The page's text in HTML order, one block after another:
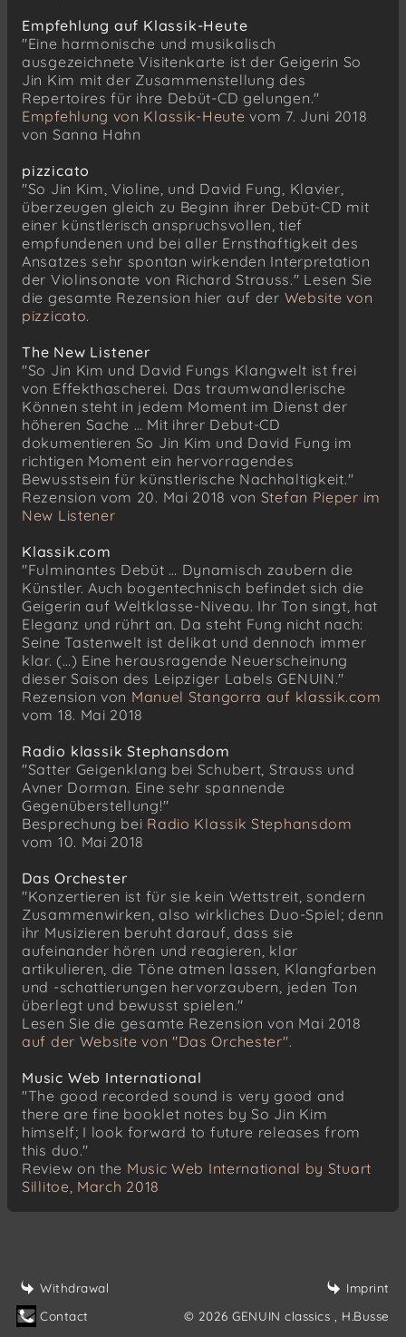
Empfehlung auf Klassik-Heute
"Eine harmonische und musikalisch
ausgezeichnete Visitenkarte ist der Geigerin So
Jin Kim mit der Zusammenstellung des
Repertoires für ihre Debüt-CD gelungen."
Empfehlung von Klassik-Heute vom 7. Juni 2018
von Sanna Hahn
pizzicato
"So Jin Kim, Violine, und David Fung, Klavier,
überzeugen gleich zu Beginn ihrer Debüt-CD mit
einer künstlerisch anspruchsvollen, tief
empfundenen und bei aller Ernsthaftigkeit des
Ansatzes sehr spontan wirkenden Interpretation
der Violinsonate von Richard Strauss." Lesen Sie
die gesamte Rezension hier auf der Website von
pizzicato.
The New Listener
"So Jin Kim und David Fungs Klangwelt ist frei
von Effekthascherei. Das traumwandlerische
Können steht in jedem Moment im Dienst der
höheren Sache … Mit ihrer Debut-CD
dokumentieren So Jin Kim und David Fung im
richtigen Moment ein hervorragendes
Bewusstsein für künstlerische Nachhaltigkeit."
Rezension vom 20. Mai 2018 von Stefan Pieper im
New Listener
Klassik.com
"Fulminantes Debüt … Dynamisch zaubern die
Künstler. Auch bogentechnisch befindet sich die
Geigerin auf Weltklasse-Niveau. Ihr Ton singt, hat
Eleganz und rührt an. Da steht Fung nicht nach:
Seine Tastenwelt ist delikat und dennoch immer
klar. (…) Eine herausragende Neuerscheinung
dieser Saison des Leipziger Labels GENUIN."
Rezension von Manuel Stangorra auf klassik.com
vom 18. Mai 2018
Radio klassik Stephansdom
"Satter Geigenklang bei Schubert, Strauss und
Avner Dorman. Eine sehr spannende
Gegenüberstellung!"
Besprechung bei Radio Klassik Stephansdom
vom 10. Mai 2018
Das Orchester
"Konzertieren ist für sie kein Wettstreit, sondern
Zusammenwirken, also wirkliches Duo-Spiel; denn
ihr Musizieren beruht darauf, dass sie
aufeinander hören und reagieren, klar
artikulieren, die Töne atmen lassen, Klangfarben
und -schattierungen hervorzaubern, jeden Ton
überlegt und bewusst spielen."
Lesen Sie die gesamte Rezension von Mai 2018
auf der Website von "Das Orchester".
Music Web International
"The good recorded sound is very good and
there are fine booklet notes by So Jin Kim
himself; I look forward to future releases from
this duo."
Review on the Music Web International by Stuart
Sillitoe, March 2018
Withdrawal
Contact
Imprint
© 2026 GENUIN classics
, H.Busse